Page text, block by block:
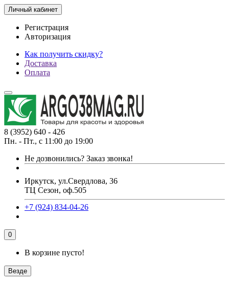
Личный кабинет
Регистрация
Авторизация
Как получить скидку?
Доставка
Оплата
8 (3952) 640 - 426
Пн. - Пт., с 11:00 до 19:00
Не дозвонились? Заказ звонка!
Иркутск, ул.Свердлова, 36
ТЦ Сезон, оф.505
+7 (924) 834-04-26
0
В корзине пусто!
Везде